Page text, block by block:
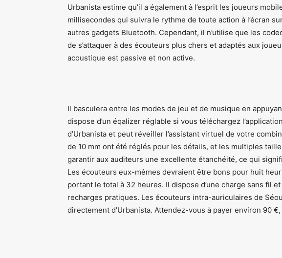
Urbanista estime qu’il a également à l’esprit les joueurs
millisecondes qui suivra le rythme de toute action à l’écran
autres gadgets Bluetooth. Cependant, il n’utilise que les
de s’attaquer à des écouteurs plus chers et adaptés aux
acoustique est passive et non active.
Il basculera entre les modes de jeu et de musique en
dispose d’un éqalizer réglable si vous téléchargez
d’Urbanista et peut réveiller l’assistant virtuel de votre
de 10 mm ont été réglés pour les détails, et les multiples
garantir aux auditeurs une excellente étanchéité, ce qui
Les écouteurs eux-mêmes devraient être bons pour huit
portant le total à 32 heures. Il dispose d’une charge sans fil
recharges pratiques. Les écouteurs intra-auriculaires de
directement d’Urbanista. Attendez-vous à payer environ 90